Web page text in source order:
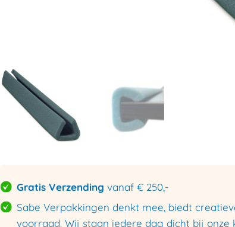
Gratis Verzending vanaf € 250,-
Sabe Verpakkingen denkt mee, biedt
voorraad. Wij staan iedere dag dicht bij onze